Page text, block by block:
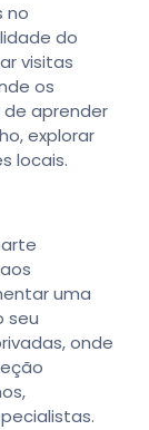
no
do
visitas
os
aprender
explorar
locais.
uma
seu
onde